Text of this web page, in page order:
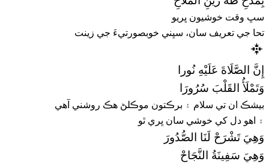
سڀ وقت خوشيون ڀريو
تحا جي تعريف سان، سڀني خوبصورتيءَ جي زينت
إِنَّ الصَّلَاةَ عَلَيْهِ نُورا
وَتَمْلَأُ القَلْبَ سُرُورَا
بيشڪ ان تي سلام ۽ برڪتون موڪلڻ هڪ روشني آهي
۽ اهو دل کي خوشي سان ڀري ٿو
وَهِيَ تَشْرَحْ لَنَا الصُّدُورَ
وَهِيَ سَفِينَةُ النَّجَاحْ